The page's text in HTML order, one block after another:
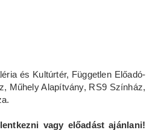
és Kultúrtér, Független Előadó-
Műhely Alapítvány, RS9 Színház,
vagy előadást ajánlani!